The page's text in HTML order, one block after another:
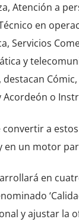
Atención a
en
Servicios
y
destacan
o
convertir a
un motor
en
y ajustar la